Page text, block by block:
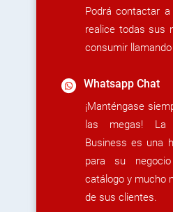
Podrá contactar
realice todas sus
consumir
Whatsapp Chat
¡Manténgase
las megas! La
Business es una
para su
catálogo y mucho
de sus clientes.